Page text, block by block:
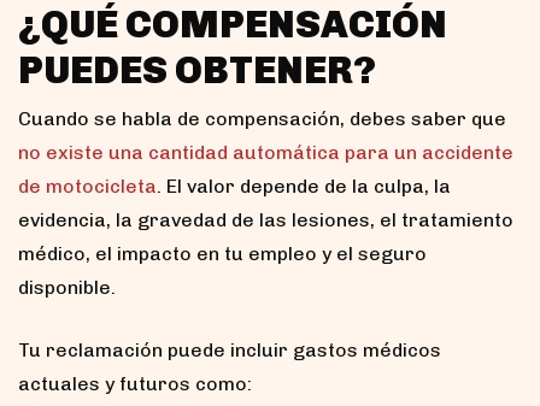
¿QUÉ COMPENSACIÓN
PUEDES OBTENER?
Cuando se habla de compensación, debes saber que
no existe una cantidad automática para un accidente
de motocicleta. El valor depende de la culpa, la
evidencia, la gravedad de las lesiones, el tratamiento
médico, el impacto en tu empleo y el seguro
disponible.
Tu reclamación puede incluir gastos médicos
actuales y futuros como: